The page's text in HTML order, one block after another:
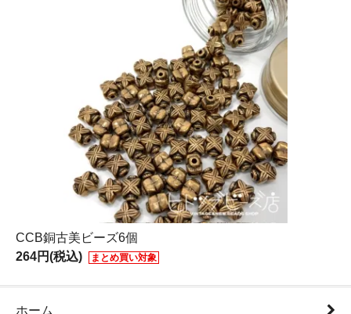
CCB銅古美ビーズ6個
264円(税込)
まとめ買い対象
ホーム